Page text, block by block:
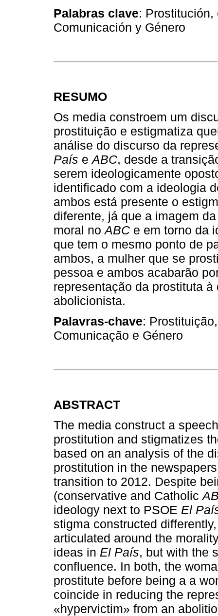
Palabras clave:
Comunicación y Género
RESUMO
Os media constroem um
prostituição e estigmatiza
análise do discurso da
País eABC, desde a
serem ideologicamente
identificado com a ideologia
ambos está presente o
diferente, já que a imagem
moral noABC e em torno da
que tem o mesmo ponto de
ambos, a mulher que se
pessoa e ambos acabarão
representação da prostituta
abolicionista.
Palavras-chave:
Comunicação e Género
ABSTRACT
The media construct a
prostitution and stigmatizes
based on an analysis of the
prostitution in the
transition to 2012. Despite
(conservative and Catholic
ideology next to PSOE El
stigma constructed
articulated around the
ideas in El País, but with the
confluence. In both, the
prostitute before being a a
coincide in reducing the
«hypervictim» from an